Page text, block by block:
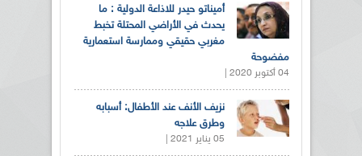
أميناتو حيدر للاذاعة الدولية : ما
يحدث في الأراضي المحتلة تخبط
مغربي حقيقي وممارسة استعمارية
مفضوحة
04 أكتوبر 2020 |
نزيف الأنف عند الأطفال: أسبابه
وطرق علاجه
05 يناير 2021 |